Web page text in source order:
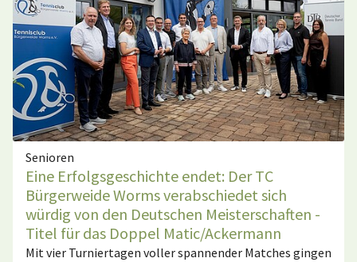
Senioren
Eine Erfolgsgeschichte endet: Der TC
Bürgerweide Worms verabschiedet sich
würdig von den Deutschen Meisterschaften -
Titel für das Doppel Matic/Ackermann
Mit vier Turniertagen voller spannender Matches gingen